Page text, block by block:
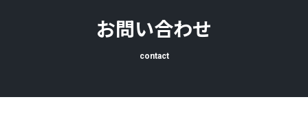
お問い合わせ
contact